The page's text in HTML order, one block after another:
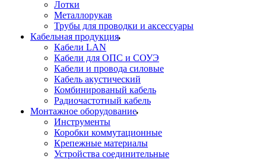
Лотки
Металлорукав
Трубы для проводки и аксессуары
Кабельная продукция
Кабели LAN
Кабели для ОПС и СОУЭ
Кабели и провода силовые
Кабель акустический
Комбинированый кабель
Радиочастотный кабель
Монтажное оборудование
Инструменты
Коробки коммутационные
Крепежные материалы
Устройства соединительные